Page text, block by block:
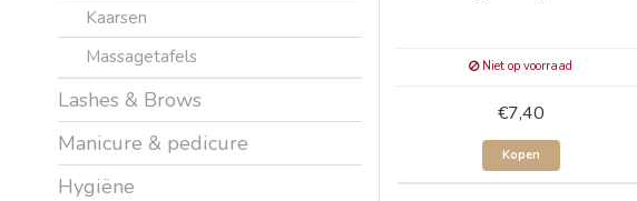
Kaarsen
Massagetafels
Lashes & Brows
Manicure & pedicure
Hygiëne
Niet op voorraad
€7,40
Kopen